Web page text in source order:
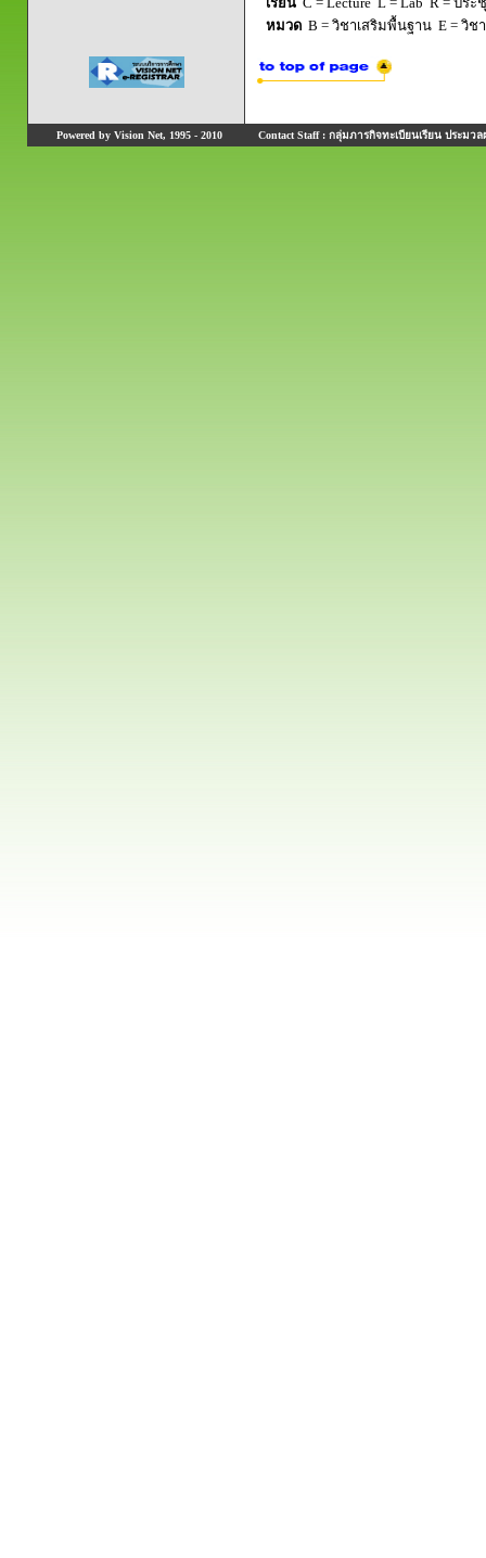
หมวด B = วิชาเสริมพื้นฐาน E = วิช
Powered by Vision Net, 1995 - 2010 Contact Staff : กลุ่มภารกิจทะเบียนเรียน ประมวล